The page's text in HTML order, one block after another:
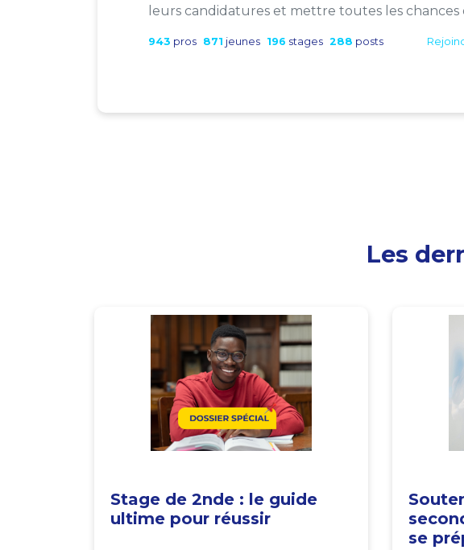
leurs candidatures et mettre toutes les chances
943 pros 871 jeunes 196 stages 288 posts
Les
Stage de 2nde : le guide
ultime pour réussir
se